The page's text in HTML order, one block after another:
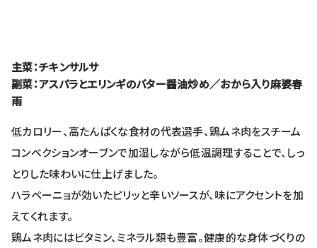
主菜：チキンサルサ
副菜：アスパラとエリンギのバター醤油炒め／おから入り麻婆春
雨
低カロリー、高たんぱくな食材の代表選手、鶏ムネ肉をスチーム
コンベクションオーブンで加湿しながら低温調理することで、しっ
とりした味わいに仕上げました。
ハラペーニョが効いたピリッと辛いソースが、味にアクセントを加
えてくれます。
鶏ムネ肉にはビタミン、ミネラル類も豊富。健康的な身体づくりの